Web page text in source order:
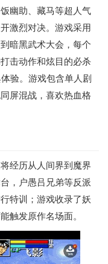
幽助、藏马等超人气
激烈对决。游戏采用
暗黑武术大会，每个
击动作和炫目的必杀
验。游戏包含单人剧
屏混战，喜欢热血格
经历从人间界到魔界
，户愚吕兄弟等反派
特训；游戏收录了妖
触发原作名场面。